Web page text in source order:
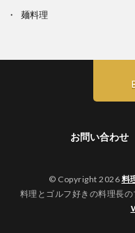
麺料理
お問い合わせ
© Copyright 2026 料
料理とゴルフ好きの料理長の